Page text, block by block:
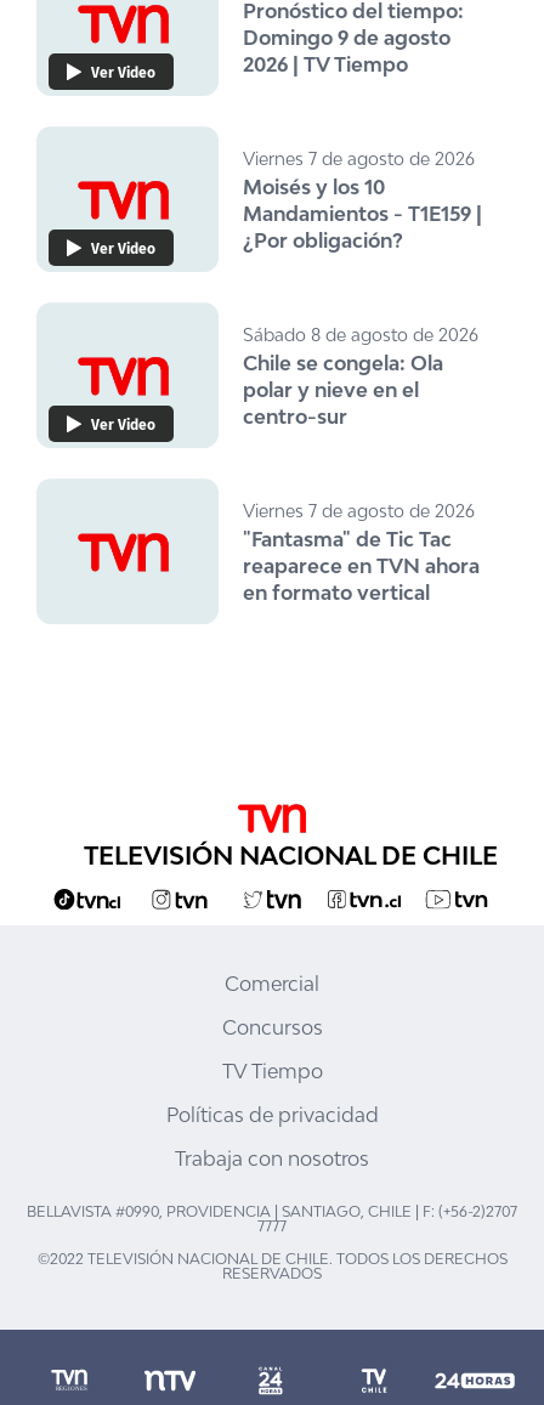
Ver Video
Pronóstico del tiempo:
Domingo 9 de agosto
2026 | TV Tiempo
Ver Video
Viernes 7 de agosto de 2026
Moisés y los 10
Mandamientos - T1E159 |
¿Por obligación?
Ver Video
Sábado 8 de agosto de 2026
Chile se congela: Ola
polar y nieve en el
centro-sur
Viernes 7 de agosto de 2026
"Fantasma" de Tic Tac
reaparece en TVN ahora
en formato vertical
TELEVISIÓN NACIONAL DE CHILE
Comercial
Concursos
TV Tiempo
Políticas de privacidad
Trabaja con nosotros
BELLAVISTA #0990, PROVIDENCIA | SANTIAGO, CHILE | F: (+56-2)2707
7777
©2022 TELEVISIÓN NACIONAL DE CHILE. TODOS LOS DERECHOS
RESERVADOS